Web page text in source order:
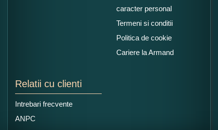
caracter personal
Termeni si conditii
Politica de cookie
Cariere la Armand
Relatii cu clienti
Intrebari frecvente
ANPC